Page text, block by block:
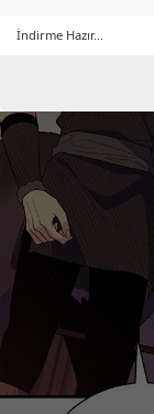
İndirme Hazır...